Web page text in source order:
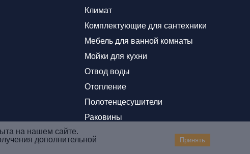
Климат
Комплектующие для сантехники
Мебель для ванной комнаты
Мойки для кухни
Отвод воды
Отопление
Полотенцесушители
Раковины
на нашем сайте.
дополнительной
Принять